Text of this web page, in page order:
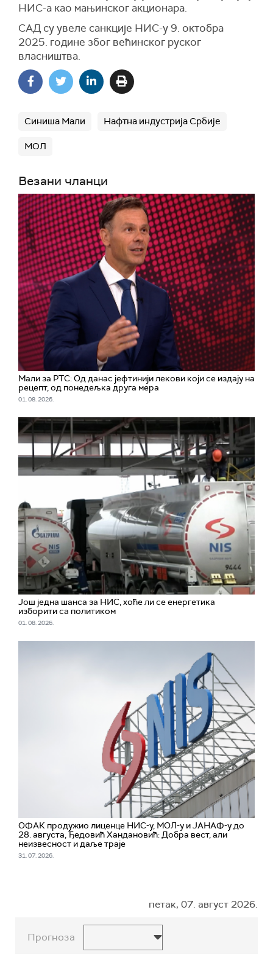
НИС-а као мањинског акционара.
САД су увеле санкције НИС-у 9. октобра
2025. године због већинског руског
власништва.
Синиша Мали Нафтна индустрија Србије
МОЛ
Везани чланци
Мали за РТС: Од данас јефтинији лекови који се издају на
рецепт, од понедељка друга мера
01. 08. 2026.
Још једна шанса за НИС, хоће ли се енергетика
изборити са политиком
01. 08. 2026.
ОФАК продужио лиценце НИС-у, МОЛ-у и ЈАНАФ-у до
28. августа, Ђедовић Хандановић: Добра вест, али
неизвесност и даље траје
31. 07. 2026.
петак, 07. август 2026.
Прогноза